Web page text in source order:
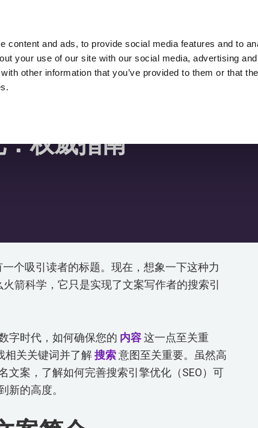
content and ads, to provide social media features and to
your use of our site with our social media, advertising
other information that you’ve provided to them or that
搜索引擎优化 下载 搜索引擎博客
权威指南
个吸引读者的标题。现在，想象一下这种力
箭科学，它只是实现了文案写作者的搜索引
字时代，如何确保您的 内容这一点至关重
相关关键词并了解搜索意图至关重要。虽然高
文案，了解如何完善搜索引擎优化（SEO）可
新的高度。